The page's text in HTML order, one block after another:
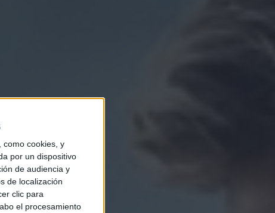
como cookies, y
por un dispositivo
de audiencia y
de localización
clic para
el procesamiento